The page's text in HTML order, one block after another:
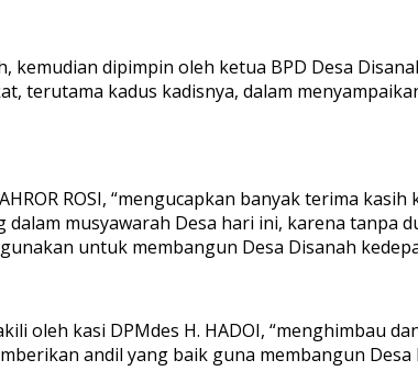
dipimpin oleh ketua BPD Desa
terutama kadus kadisnya, dalam
ROSI, “mengucapkan banyak terima
musyawarah Desa hari ini, karena tanpa
untuk membangun Desa Disanah
oleh kasi DPMdes H. HADOI, “menghimbau
andil yang baik guna membangun Desa